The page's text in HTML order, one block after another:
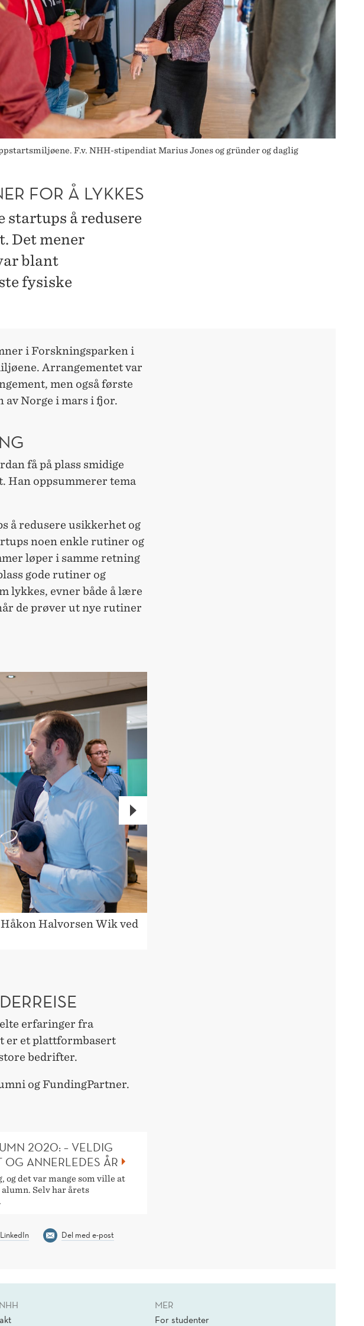
F.v. NHH-stipendiat Marius Jones og gründer og daglig
FOR Å LYKKES
startups å redusere
Det mener
blant
fysiske
i Forskningsparken i
Arrangementet var
men også første
Norge i mars i fjor.
få på plass smidige
Han oppsummerer tema
å redusere usikkerhet og
noen enkle rutiner og
løper i samme retning
gode rutiner og
lykkes, evner både å lære
de prøver ut nye rutiner
Halvorsen Wik ved
NEXT
erfaringer fra
er et plattformbasert
bedrifter.
og FundingPartner.
2020: – VELDIG
ANNERLEDES ÅR
og det var mange som ville at
Selv har årets
Del med e-post
MER
For studenter